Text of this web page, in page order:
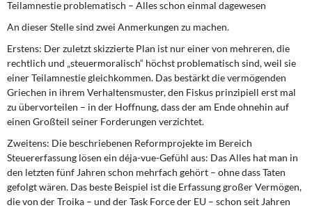
Teilamnestie problematisch – Alles schon einmal dagewesen
An dieser Stelle sind zwei Anmerkungen zu machen.
Erstens: Der zuletzt skizzierte Plan ist nur einer von mehreren, die
rechtlich und „steuermoralisch“ höchst problematisch sind, weil sie
einer Teilamnestie gleichkommen. Das bestärkt die vermögenden
Griechen in ihrem Verhaltensmuster, den Fiskus prinzipiell erst mal
zu übervorteilen – in der Hoffnung, dass der am Ende ohnehin auf
einen Großteil seiner Forderungen verzichtet.
Zweitens: Die beschriebenen Reformprojekte im Bereich
Steuererfassung lösen ein déja-vue-Gefühl aus: Das Alles hat man in
den letzten fünf Jahren schon mehrfach gehört – ohne dass Taten
gefolgt wären. Das beste Beispiel ist die Erfassung großer Vermögen,
die von der Troika – und der Task Force der EU – schon seit Jahren